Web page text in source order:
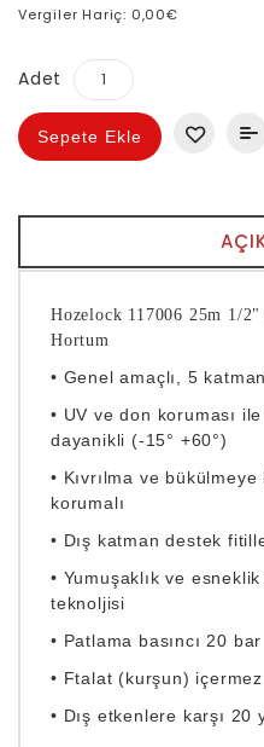
Vergiler Hariç: 0,00€
Adet
Sepete Ekle
Hozelock 117006 25m 1/
Hortum
• Genel amaçlı, 5
• UV ve don koruması
dayanikli (-15° +60°)
• Kıvrılma ve
korumalı
• Dış katman destek
• Yumuşaklık ve
teknoljisi
• Patlama basıncı 20 bar
• Ftalat (kurşun) içermez
• Dış etkenlere karşı 20